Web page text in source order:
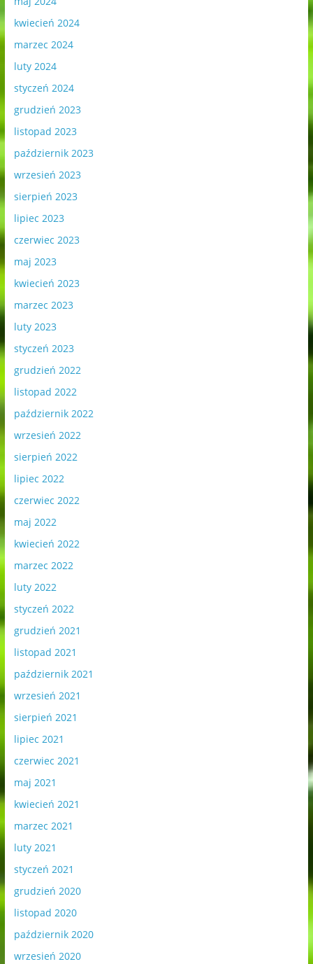
kwiecień 2024
marzec 2024
luty 2024
styczeń 2024
grudzień 2023
listopad 2023
październik 2023
wrzesień 2023
sierpień 2023
lipiec 2023
czerwiec 2023
maj 2023
kwiecień 2023
marzec 2023
luty 2023
styczeń 2023
grudzień 2022
listopad 2022
październik 2022
wrzesień 2022
sierpień 2022
lipiec 2022
czerwiec 2022
maj 2022
kwiecień 2022
marzec 2022
luty 2022
styczeń 2022
grudzień 2021
listopad 2021
październik 2021
wrzesień 2021
sierpień 2021
lipiec 2021
czerwiec 2021
maj 2021
kwiecień 2021
marzec 2021
luty 2021
styczeń 2021
grudzień 2020
listopad 2020
październik 2020
wrzesień 2020